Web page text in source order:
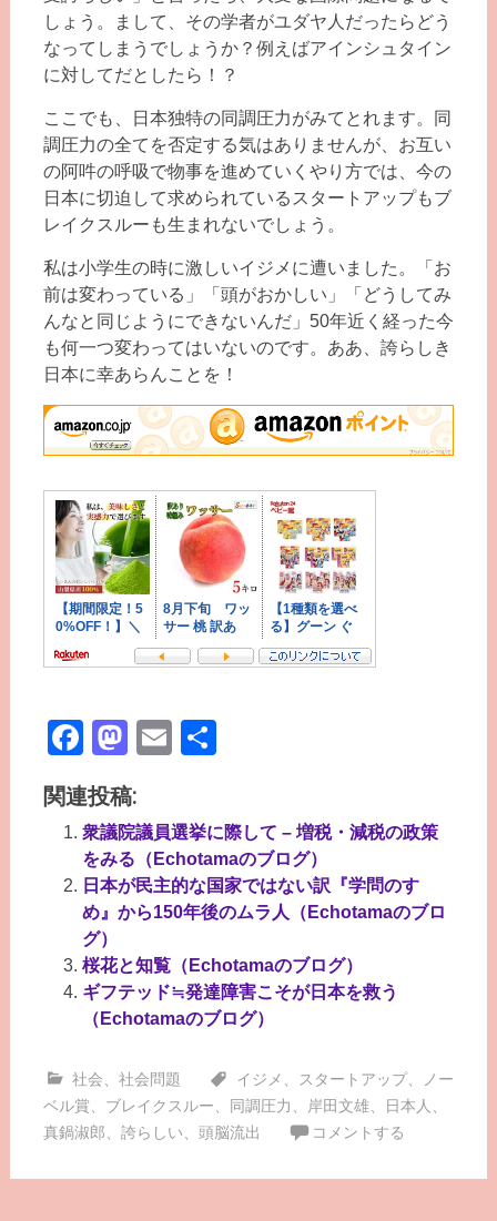
しょう。まして、その学者がユダヤ人だったらどう
なってしまうでしょうか？例えばアインシュタイン
に対してだとしたら！？
ここでも、日本独特の同調圧力がみてとれます。同
調圧力の全てを否定する気はありませんが、お互い
の阿吽の呼吸で物事を進めていくやり方では、今の
日本に切迫して求められているスタートアップもブ
レイクスルーも生まれないでしょう。
私は小学生の時に激しいイジメに遭いました。「お
前は変わっている」「頭がおかしい」「どうしてみ
んなと同じようにできないんだ」50年近く経った今
も何一つ変わってはいないのです。ああ、誇らしき
日本に幸あらんことを！
Facebook
Mastodon
Email
共
関連投稿:
衆議院議員選挙に際して – 増税・減税の政策
をみる（Echotamaのブログ）
日本が民主的な国家ではない訳『学問のすゝ
め』から150年後のムラ人（Echotamaのブロ
グ）
桜花と知覧（Echotamaのブログ）
ギフテッド≒発達障害こそが日本を救う
（Echotamaのブログ）
社会 社会問題 イジメ スタートアップ、
ノー
ベル賞
ブレイクスルー 同調圧力 岸田文雄、 日本人
真鍋淑郎
誇らしい 頭脳流出 コメントする